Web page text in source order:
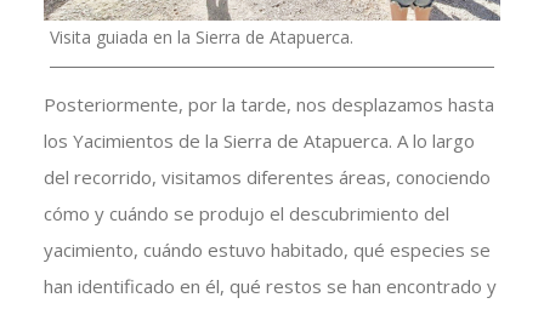
Visita guiada en la Sierra de Atapuerca.
Posteriormente, por la tarde, nos desplazamos hasta
los Yacimientos de la Sierra de Atapuerca. A lo largo
del recorrido, visitamos diferentes áreas, conociendo
cómo y cuándo se produjo el descubrimiento del
yacimiento, cuándo estuvo habitado, qué especies se
han identificado en él, qué restos se han encontrado y